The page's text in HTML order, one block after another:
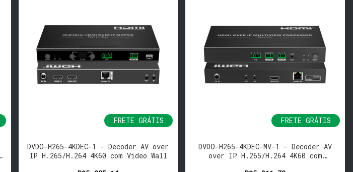
FRETE GRÁTIS
DVDO-H265-4KDEC-1 - Decoder AV over
IP H.265/H.264 4K60 com Video Wall
FRETE GRÁTIS
DVDO-H265-4KDEC-MV-1 - Decoder AV
over IP H.265/H.264 4K60 com